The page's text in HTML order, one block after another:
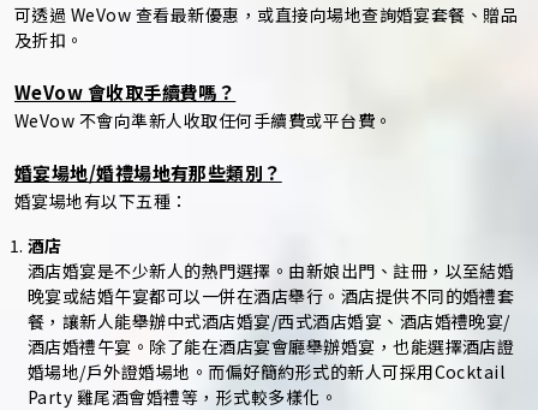
可透過 WeVow 查看最新優惠，或直接向場地查詢婚宴套餐、贈品
及折扣。
WeVow 會收取手續費嗎？
WeVow 不會向準新人收取任何手續費或平台費。
婚宴場地/婚禮場地有那些類別？
婚宴場地有以下五種：
酒店
酒店婚宴是不少新人的熱門選擇。由新娘出門、註冊，以至結婚
晚宴或結婚午宴都可以一併在酒店舉行。酒店提供不同的婚禮套
餐，讓新人能舉辦中式酒店婚宴/西式酒店婚宴、酒店婚禮晚宴/
酒店婚禮午宴。除了能在酒店宴會廳舉辦婚宴，也能選擇酒店證
婚場地/戶外證婚場地。而偏好簡約形式的新人可採用Cocktail
Party 雞尾酒會婚禮等，形式較多樣化。